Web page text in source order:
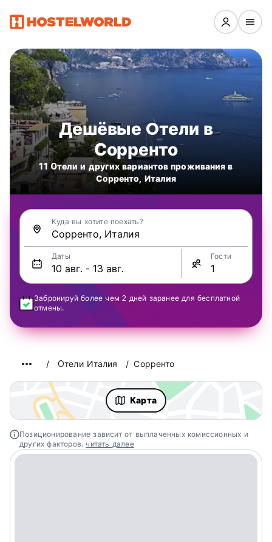
Дешёвые Oтели в
Сорренто
11 Oтели и других вариантов проживания в
Сорренто, Италия
Куда вы хотите поехать?
Даты Гости
Забронируй более чем 2 дней заранее для бесплатной
отмены.
Oтели Италия Сорренто
Kарта
Позиционирование зависит от выплаченных комиссионных и
других факторов. читать далее